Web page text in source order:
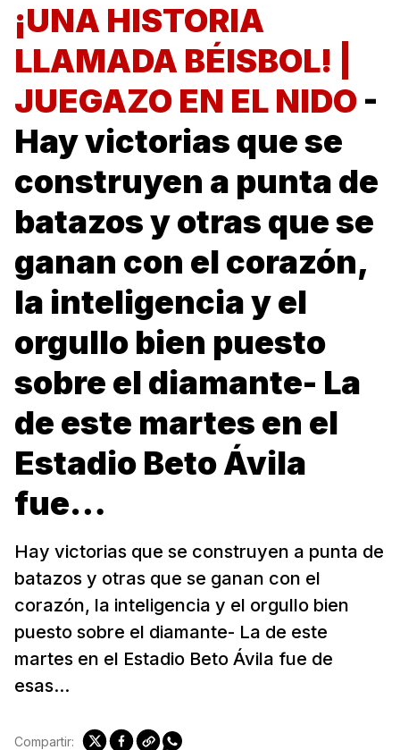
¡UNA HISTORIA
LLAMADA BÉISBOL! |
JUEGAZO EN EL NIDO -
Hay victorias que se
construyen a punta de
batazos y otras que se
ganan con el corazón,
la inteligencia y el
orgullo bien puesto
sobre el diamante- La
de este martes en el
Estadio Beto Ávila
fue…
Hay victorias que se construyen a punta de
batazos y otras que se ganan con el
corazón, la inteligencia y el orgullo bien
puesto sobre el diamante- La de este
martes en el Estadio Beto Ávila fue de
esas...
Compartir: